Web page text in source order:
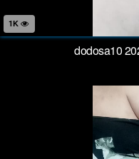
dodosa10